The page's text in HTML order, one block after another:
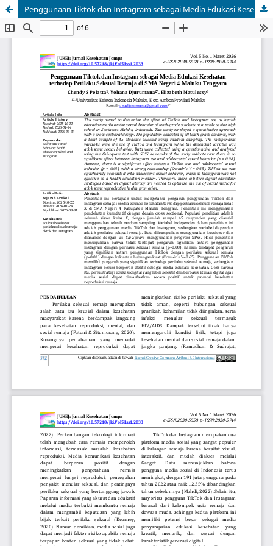
Penggunaan Tiktok dan Instagram sebagai Media Edukasi Kesehatan terhadap Perilaku Seksual Remaja di SMA Negeri 4 Maluku Tenggara